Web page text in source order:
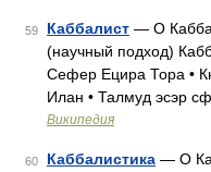
59 Каббалист — О
(научный подход)
Сефер Ецира Тора •
Илан • Талмуд эсэр
Википедия
60 Каббалистика — О